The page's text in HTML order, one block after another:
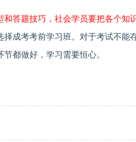
和答题技巧，社会学员要把各个知
成考考前学习班。对于考试不能
都做好，学习需要恒心。